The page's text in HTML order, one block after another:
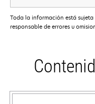
Toda la información está
responsable de errores u